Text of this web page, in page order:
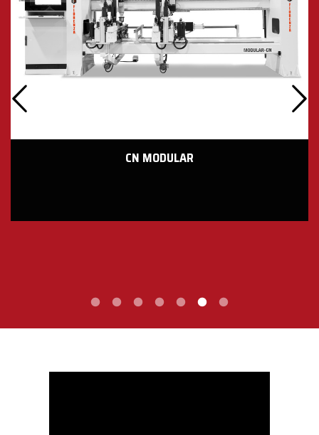
CN MODULAR